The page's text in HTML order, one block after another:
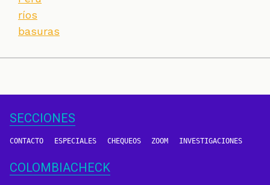
ríos
basuras
SECCIONES
CONTACTO ESPECIALES CHEQUEOS ZOOM INVESTIGACIONES
COLOMBIACHECK